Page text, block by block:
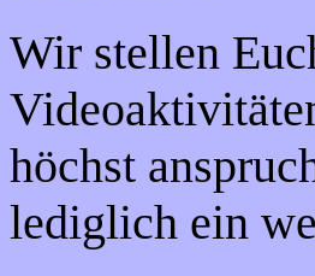
Wir stellen
höchst
lediglich ein